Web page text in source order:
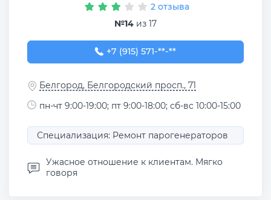
2 отзыва
№14 из 17
+7 (915) 571-11-21
+7 (915) 571-**-**
Белгород, Белгородский просп., 71
пн-чт 9:00-19:00; пт 9:00-18:00; сб-вс 10:00-15:00
Специализация: Ремонт парогенераторов
Ужасное отношение к клиентам. Мягко
говоря